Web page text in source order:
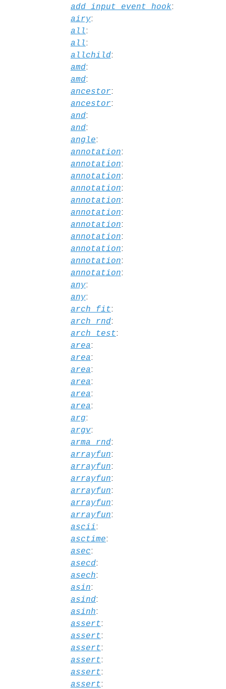
add_input_event_hook:
airy:
all:
all:
allchild:
amd:
amd:
ancestor:
ancestor:
and:
and:
angle:
annotation:
annotation:
annotation:
annotation:
annotation:
annotation:
annotation:
annotation:
annotation:
annotation:
annotation:
any:
any:
arch_fit:
arch_rnd:
arch_test:
area:
area:
area:
area:
area:
area:
arg:
argv:
arma_rnd:
arrayfun:
arrayfun:
arrayfun:
arrayfun:
arrayfun:
arrayfun:
ascii:
asctime:
asec:
asecd:
asech:
asin:
asind:
asinh:
assert:
assert:
assert:
assert:
assert:
assert: